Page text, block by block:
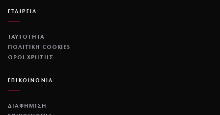
ΕΤΑΙΡΕΙΑ
ΤΑΥΤΟΤΗΤΑ
ΠΟΛΙΤΙΚΉ COOKIES
ΌΡΟΙ ΧΡΉΣΗΣ
ΕΠΙΚΟΙΝΩΝΙΑ
ΔΙΑΦΗΜΙΣΗ